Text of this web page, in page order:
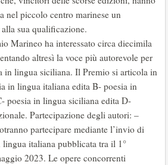
nel piccolo centro marinese un
sua qualificazione.
Marineo ha interessato circa diecimila
altresì la voce più autorevole per
in lingua siciliana. Il Premio si articola in
in lingua italiana edita B- poesia in
poesia in lingua siciliana edita D-
Partecipazione degli autori: –
partecipare mediante l’invio di
italiana pubblicata tra il 1°
2023. Le opere concorrenti